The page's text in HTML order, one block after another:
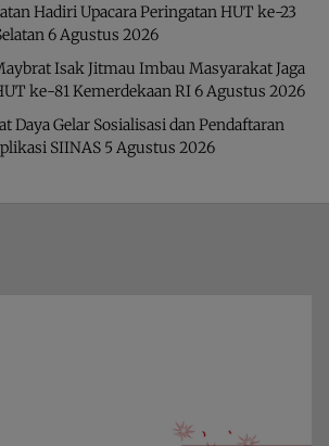
Hadiri Upacara Peringatan HUT ke-23
6 Agustus 2026
Isak Jitmau Imbau Masyarakat Jaga
ke-81 Kemerdekaan RI6 Agustus 2026
Daya Gelar Sosialisasi dan Pendaftaran
SIINAS 5 Agustus 2026